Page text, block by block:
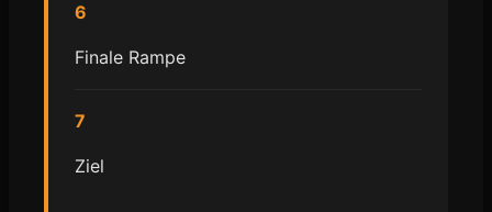
6
Finale Rampe
7
Ziel